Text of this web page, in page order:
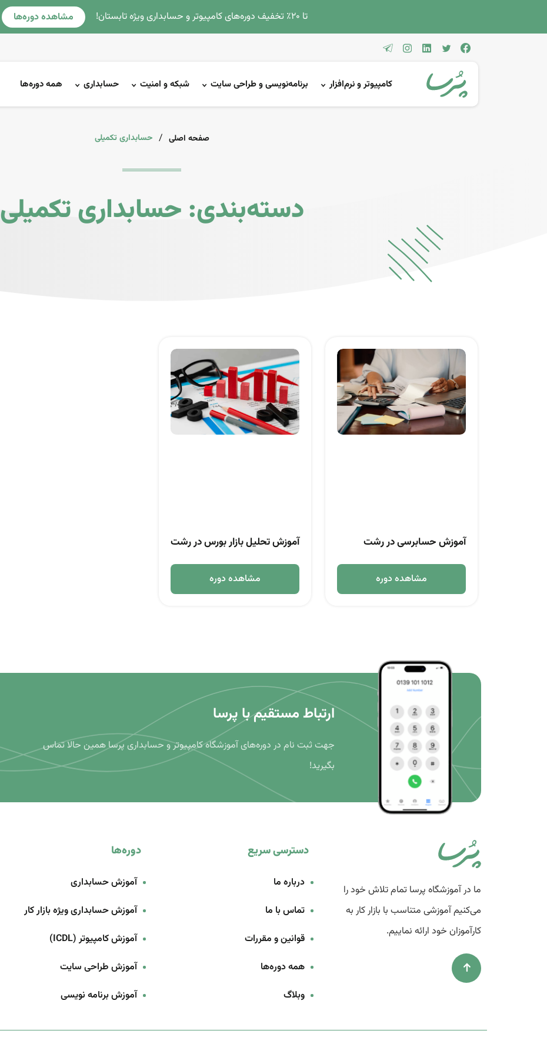
تا 2۰٪ تخفیف دوره‌های کامپیوتر و حسابداری ویژه تابستان! مشاهده دوره‌ها
کامپیوتر و نرم‌افزار برنامه‌نویسی و طراحی سایت شبکه و امنیت حسابداری همه دوره‌ها
صفحه اصلی / حسابداری تکمیلی
دسته‌بندی: حسابداری تکمیلی
آموزش حسابرسی در رشت
مشاهده دوره
آموزش تحلیل‌ بازار بورس در رشت
مشاهده دوره
ارتباط مستقیم با پرسا
جهت ثبت نام در دوره‌های آموزشگاه کامپیوتر و حسابداری پرسا همین حالا تماس
بگیرید!
ما در آموزشگاه پرسا تمام تلاش خود را
می‌کنیم آموزشی متناسب با بازار کار به
کارآموزان خود ارائه نماییم.
دسترسی سریع
درباره ما
تماس با ما
قوانین و مقررات
همه دوره‌ها
وبلاگ
دوره‌ها
آموزش حسابداری
آموزش حسابداری ویژه بازار کار
آموزش کامپیوتر (ICDL)
آموزش طراحی سایت
آموزش برنامه‌ نویسی